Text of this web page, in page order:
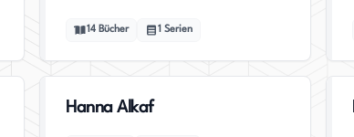
14 Bücher 1 Serien
Hanna Alkaf